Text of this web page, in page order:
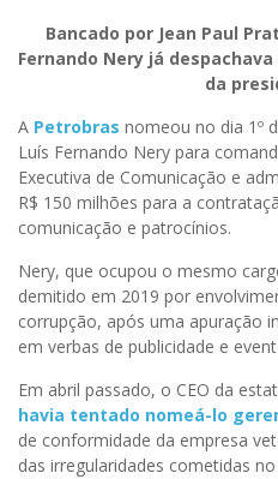
Bancado por Jean Paul
Fernando Nery já
da
A Petrobras nomeou no dia 1º
Luís Fernando Nery para
Executiva de Comunicação e
R$ 150 milhões para a
comunicação e patrocínios.
Nery, que ocupou o mesmo
demitido em 2019 por
corrupção, após uma apuração
em verbas de publicidade e
Em abril passado, o CEO da
havia tentado nomeá-lo
de conformidade da empresa
das irregularidades cometidas